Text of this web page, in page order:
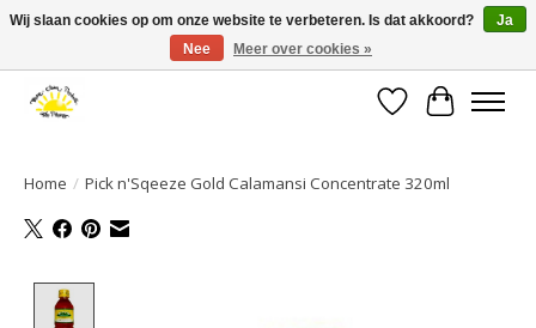
Large selection of products and fast shipping!
Verlanglijst
Home / Pick n'Sqeeze Gold Calamansi Concentrate 320ml
Wij slaan cookies op om onze website te verbeteren. Is dat akkoord?
Ja
Nee
Meer over cookies »